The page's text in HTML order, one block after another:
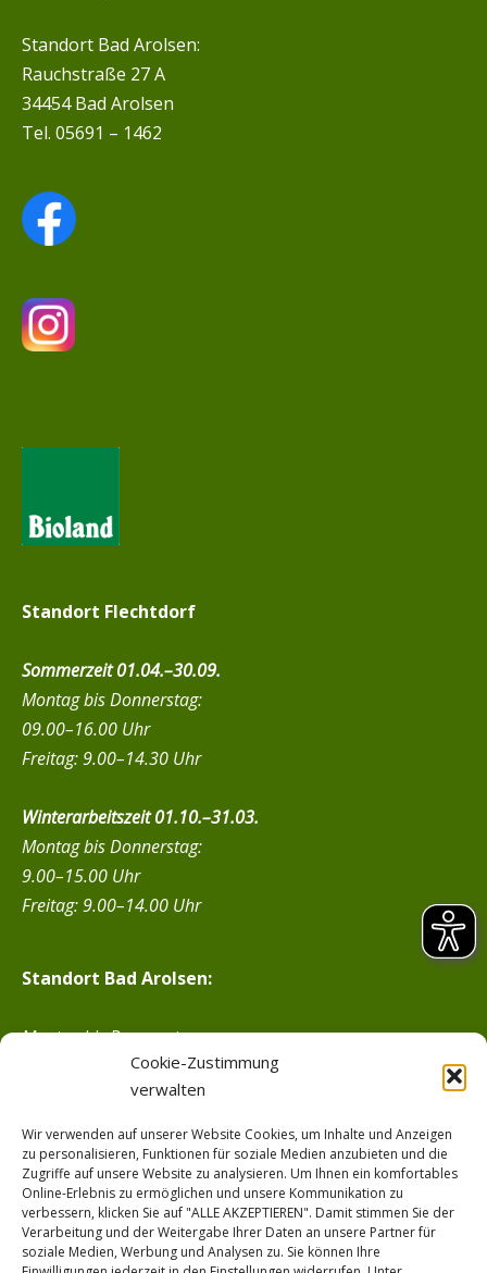
Cookie-Zustimmung
verwalten
Wir verwenden auf unserer Website Cookies, um Inhalte und Anzeigen
zu personalisieren, Funktionen für soziale Medien anzubieten und die
Zugriffe auf unsere Website zu analysieren. Um Ihnen ein komfortables
Online-Erlebnis zu ermöglichen und unsere Kommunikation zu
verbessern, klicken Sie auf "ALLE AKZEPTIEREN". Damit stimmen Sie der
Verarbeitung und der Weitergabe Ihrer Daten an unsere Partner für
soziale Medien, Werbung und Analysen zu. Sie können Ihre
Standort Bad Arolsen:
Rauchstraße 27 A
34454 Bad Arolsen
Tel. 05691 – 1462
Standort Flechtdorf
Sommerzeit 01.04.–30.09.
Montag bis Donnerstag:
09.00–16.00 Uhr
Freitag: 9.00–14.30 Uhr
Winterarbeitszeit 01.10.–31.03.
Montag bis Donnerstag:
9.00–15.00 Uhr
Freitag: 9.00–14.00 Uhr
Standort Bad Arolsen:
Montag bis Donnerstag:
9.00–15.00 Uhr
von 9.00–13.00 Uh
---------
Lieferungs- und Zahlungsbedingungen